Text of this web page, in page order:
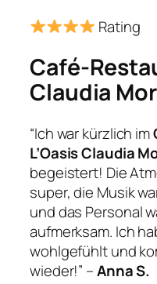
Rating
Café-
Claudia
“Ich war kürzlich im
L’Oasis Claudia
begeistert! Die
super, die Musik
und das Personal
aufmerksam. Ich
wohlgefühlt und
wieder!” –Anna S.